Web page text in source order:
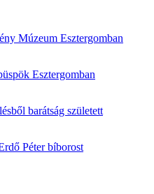
Múzeum Esztergomban
Esztergomban
barátság született
Péter bíborost